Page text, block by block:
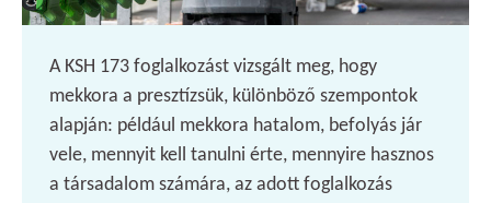
A KSH 173 foglalkozást vizsgált meg, hogy
mekkora a presztízsük, különböző szempontok
alapján: például mekkora hatalom, befolyás jár
vele, mennyit kell tanulni érte, mennyire hasznos
a társadalom számára, az adott foglalkozás